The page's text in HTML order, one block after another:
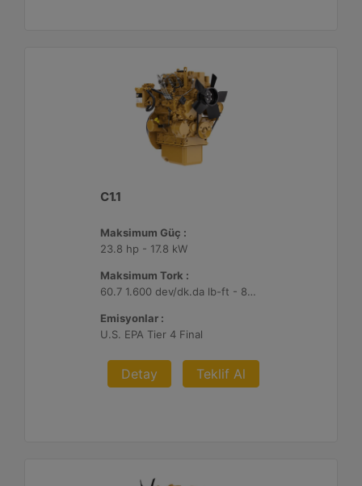
C1.1
Maksimum Güç :
23.8 hp - 17.8 kW
Maksimum Tork :
60.7 1.600 dev/dk.da lb-ft - 82.3 1.600 dev/dk.da Nm
Emisyonlar :
U.S. EPA Tier 4 Final
Detay Teklif Al